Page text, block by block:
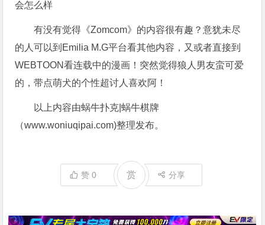
有没有觉得《Zomcom》的内容很有趣？意犹未尽
的人可以到Emilia M.G平台看其他内容，又或者直接到
WEBTOON看连载中的漫画！突然觉得狼人男友蛮可爱
的，带点萌犬的个性超讨人喜欢阿！
以上内容由蜗牛扑克|蜗牛棋牌
（www.woniuqipai.com)整理发布。
赞0 赏 分享